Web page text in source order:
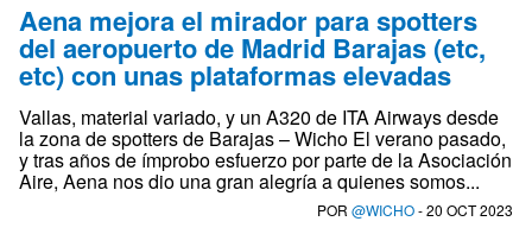
Aena mejora el mirador para spotters
del aeropuerto de Madrid Barajas (etc,
etc) con unas plataformas elevadas
Vallas, material variado, y un A320 de ITA Airways desde
la zona de spotters de Barajas – Wicho El verano pasado,
y tras años de ímprobo esfuerzo por parte de la Asociación
Aire, Aena nos dio una gran alegría a quienes somos...
POR @WICHO- 20 OCT 2023